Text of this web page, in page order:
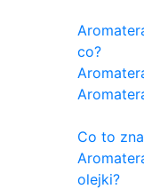
co?
Co to
olejki?